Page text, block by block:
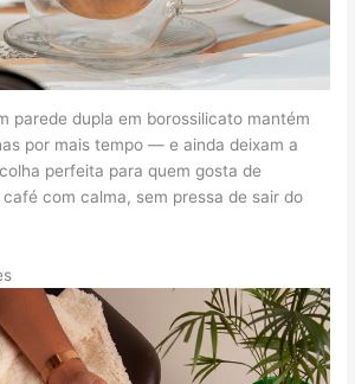
parede dupla em borossilicato mantém
por mais tempo — e ainda deixam a
perfeita para quem gosta de
com calma, sem pressa de sair do